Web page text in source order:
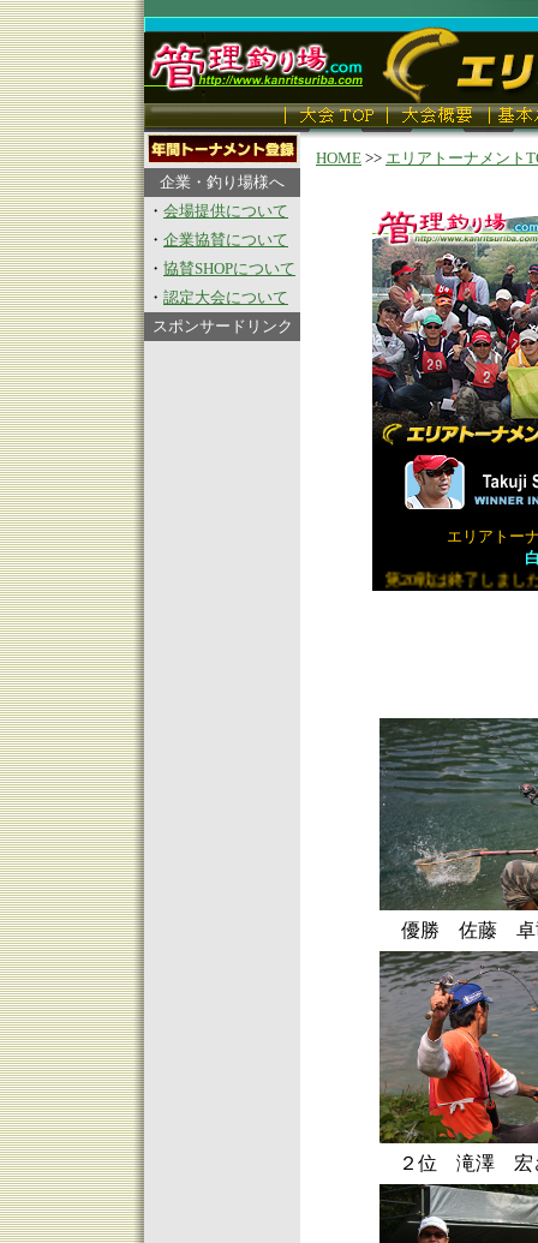
企業・釣り場様へ
・ 会場提供について
・ 企業協賛について
・ 協賛SHOPについて
・ 認定大会について
スポンサードリンク
HOME >> エリアトーナメント
エリアトー
第20戦は終了しました
優勝 佐藤 卓
２位 滝澤 宏